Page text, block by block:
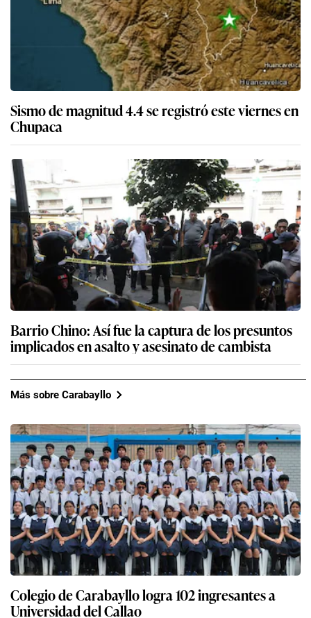
Sismo de magnitud 4.4 se registró este viernes en
Chupaca
Barrio Chino: Así fue la captura de los presuntos
implicados en asalto y asesinato de cambista
Más sobre Carabayllo
Colegio de Carabayllo logra 102 ingresantes a
Universidad del Callao